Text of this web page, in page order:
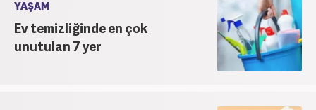
YAŞAM
Ev temizliğinde en çok
unutulan 7 yer